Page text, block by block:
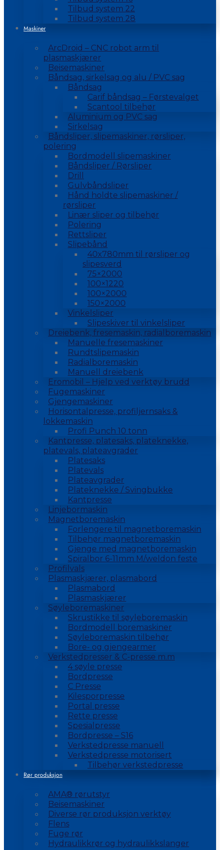
Tilbud system 22
Tilbud system 28
Maskiner
ArcDroid – CNC robot arm til
plasmaskjærer
Beisemaskiner
Båndsag, sirkelsag og alu / PVC sag
Båndsag
Carif båndsag – Førstevalget
Scantool tilbehør
Aluminium og PVC sag
Sirkelsag
Båndsliper, slipemaskiner, rørsliper,
polering
Bordmodell slipemaskiner
Båndsliper / Rørsliper
Drill
Gulvbåndsliper
Hånd holdte slipemaskiner /
rørsliper
Linær sliper og tilbehør
Polering
Rettsliper
Slipebånd
40x780mm til rørsliper og
slipesverd
75×2000
100×1220
100×2000
150×2000
Vinkelsliper
Slipeskiver til vinkelsliper
Dreiebenk, fresemaskin, radialboremaskin
Manuelle fresemaskiner
Rundtslipemaskin
Radialboremaskin
Manuell dreiebenk
Eromobil – Hjelp ved verktøy brudd
Fugemaskiner
Gjengemaskiner
Horisontalpresse, profiljernsaks &
lokkemaskin
Profi Punch 10 tonn
Kantpresse, platesaks, plateknekke,
platevals, plateavgrader
Platesaks
Platevals
Plateavgrader
Plateknekke / Svingbukke
Kantpresse
Linjebormaskin
Magnetboremaskin
Forlengere til magnetboremaskin
Tilbehør magnetboremaskin
Gjenge med magnetboremaskin
Spiralbor 6-11mm M/weldon feste
Profilvals
Plasmaskjærer, plasmabord
Plasmabord
Plasmaskjærer
Søyleboremaskiner
Skrustikke til søyleboremaskin
Bordmodell boremaskiner
Søyleboremaskin tilbehør
Bore- og gjengearmer
Verkstedpresser & C-presse m.m
4 søyle presse
Bordpresse
C Presse
Kilesporpresse
Portal presse
Rette presse
Spesialpresse
Bordpresse – S16
Verkstedpresse manuell
Verkstedpresse motorisert
Tilbehør verkstedpresse
Rør produksjon
AMA® rørutstyr
Beisemaskiner
Diverse rør produksjon verktøy
Flens
Fuge rør
Hydraulikkrør og hydraulikkslanger